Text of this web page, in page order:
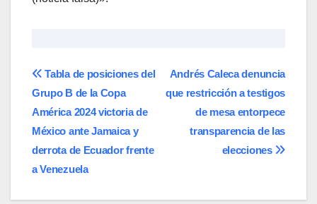
Navegación
de
entradas
Andrés Caleca denuncia
que restricción a testigos
de mesa entorpece
transparencia de las
elecciones
Tabla de posiciones del
Grupo B de la Copa
América 2024 victoria de
México ante Jamaica y
derrota de Ecuador frente
a Venezuela